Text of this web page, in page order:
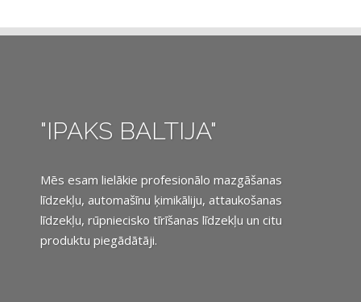
"IPAKS BALTIJA"
Mēs esam lielākie profesionālo mazgāšanas
līdzekļu, automašīnu ķimikāliju, attaukošanas
līdzekļu, rūpniecisko tīrīšanas līdzekļu un citu
produktu piegādātāji.